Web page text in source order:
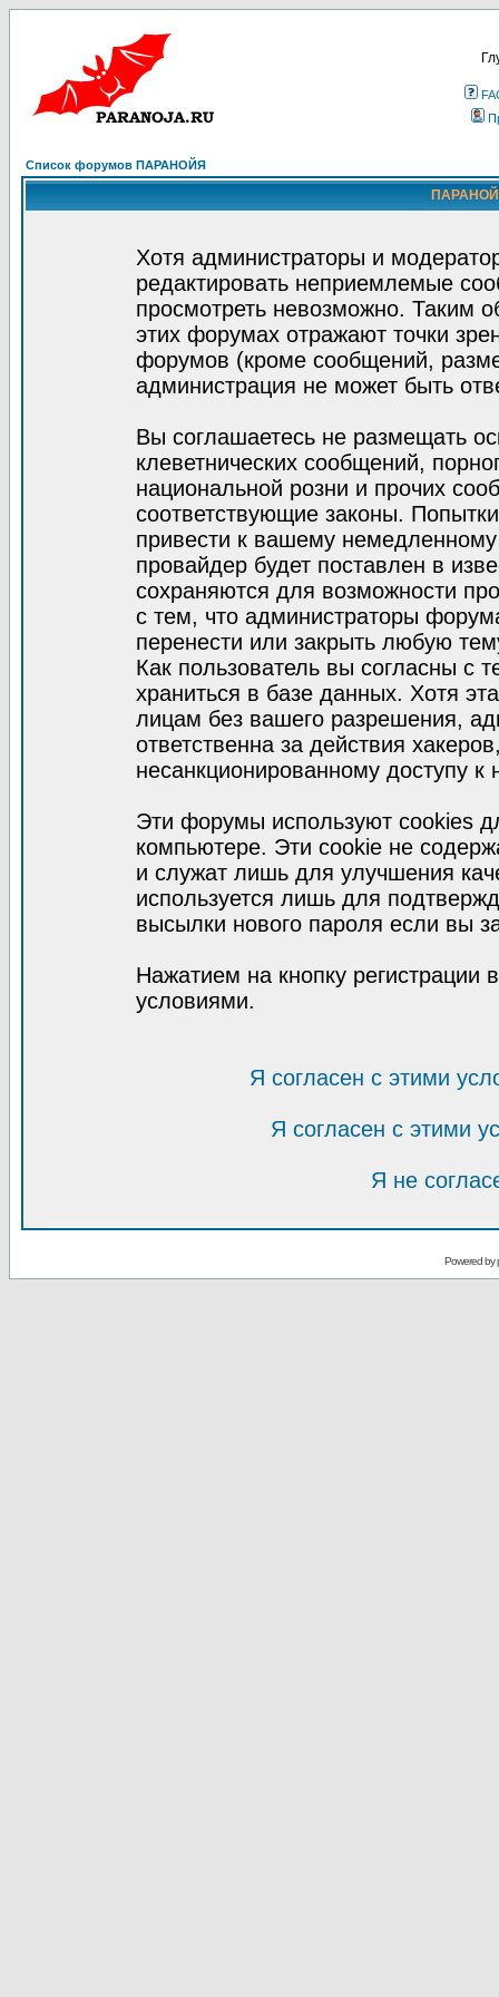
Список форумов ПАРАНОЙЯ
Хотя администраторы и
редактировать неприемлемые
просмотреть невозможно. Таким
этих форумах отражают точки
форумов (кроме сообщений,
администрация не может быть
Вы соглашаетесь не размещать
клеветнических сообщений,
национальной розни и прочих
соответствующие законы.
привести к вашему
провайдер будет поставлен в
сохраняются для возможности
с тем, что администраторы
перенести или закрыть любую
Как пользователь вы согласны с
храниться в базе данных. Хотя
лицам без вашего разрешения,
ответственна за действия
несанкционированному доступу к
Эти форумы используют cookies
компьютере. Эти cookie не
и служат лишь для улучшения
используется лишь для
высылки нового пароля если вы
Нажатием на кнопку регистрации
условиями.
Я согласен с этими
Я согласен с этими
Я не
Powered by